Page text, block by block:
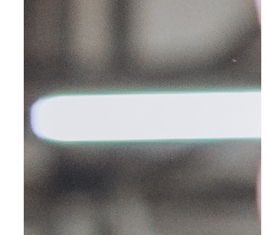
Kontakt
Anfahrt & E-Mail